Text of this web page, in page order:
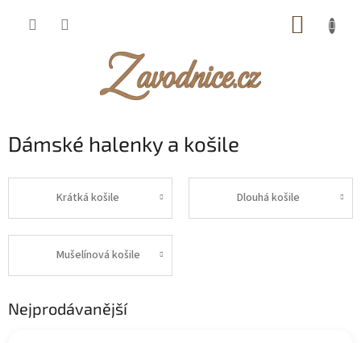
Dámské halenky a košile
Krátká košile Dlouhá košile
Mušelínová košile
Nejprodávanější